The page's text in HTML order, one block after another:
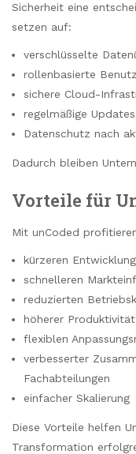
Sicherheit eine
setzen auf:
verschlüsselte
rollenbasierte
sichere Cloud-
regelmäßige Updates
Datenschutz nach
Dadurch bleiben
Vorteile für
Mit unCoded
kürzeren
schnelleren
reduzierten
höherer Produktivität
flexiblen
verbesserter
Fachabteilungen
einfacher Skalierung
Diese Vorteile helfen
Transformation